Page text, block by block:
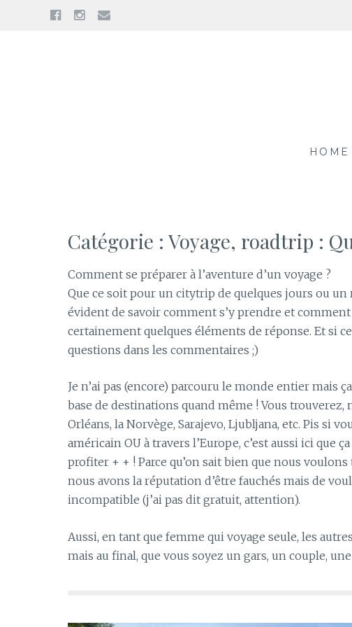
FacebookInstagram
HOME
Catégorie : Voyage, roadtrip :
Comment se préparer à l’aventure d’un voyage ?
Que ce soit pour un citytrip de quelques jours ou un
évident de savoir comment s’y prendre et
certainement quelques éléments de réponse. Et si
questions dans les commentaires ;)
Je n’ai pas (encore) parcouru le monde entier mais
base de destinations quand même ! Vous
Orléans, la Norvège, Sarajevo, Ljubljana, etc. Pis si
américain OU à travers l’Europe, c’est aussi ici que
profiter + + ! Parce qu’on sait bien que nous
nous avons la réputation d’être fauchés mais de
incompatible (j’ai pas dit gratuit, attention).
Aussi, en tant que femme qui voyage seule, les
mais au final, que vous soyez un gars, un couple,